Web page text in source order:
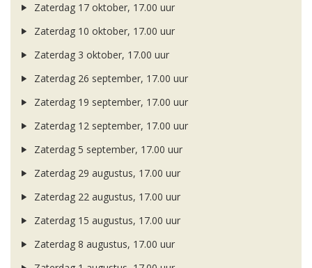
Zaterdag 17 oktober, 17.00 uur
Zaterdag 10 oktober, 17.00 uur
Zaterdag 3 oktober, 17.00 uur
Zaterdag 26 september, 17.00 uur
Zaterdag 19 september, 17.00 uur
Zaterdag 12 september, 17.00 uur
Zaterdag 5 september, 17.00 uur
Zaterdag 29 augustus, 17.00 uur
Zaterdag 22 augustus, 17.00 uur
Zaterdag 15 augustus, 17.00 uur
Zaterdag 8 augustus, 17.00 uur